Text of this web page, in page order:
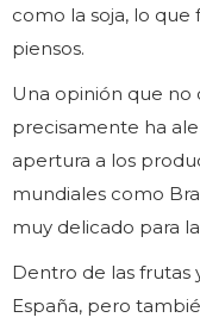
como la soja, lo que
piensos.
Una opinión que
precisamente ha
apertura a los
mundiales como
muy delicado para
Dentro de las frutas
España, pero